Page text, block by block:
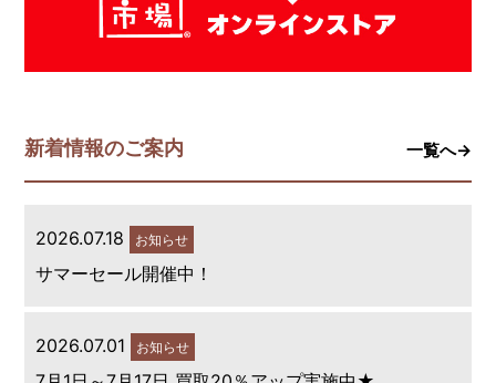
新着情報のご案内 一覧へ→
2026.07.18 お知らせ
サマーセール開催中！
2026.07.01 お知らせ